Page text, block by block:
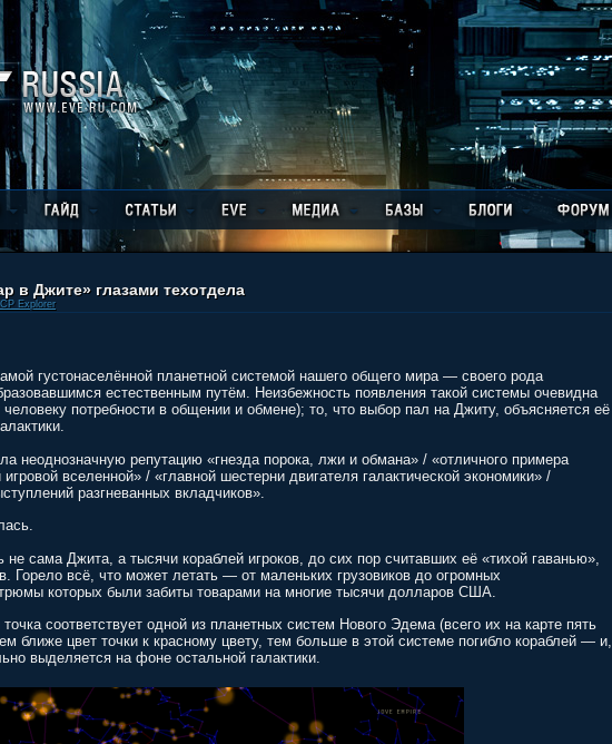
в Джите» глазами техотдела
Explorer
густонаселённой планетной системой нашего общего мира — своего рода
естественным путём. Неизбежность появления такой системы очевидна
потребности в общении и обмене); то, что выбор пал на Джиту, объясняется её
неоднозначную репутацию «гнезда порока, лжи и обмана» / «отличного примера
вселенной» / «главной шестерни двигателя галактической экономики» /
разгневанных вкладчиков».
сама Джита, а тысячи кораблей игроков, до сих пор считавших её «тихой гаванью»,
Горело всё, что может летать — от маленьких грузовиков до огромных
которых были забиты товарами на многие тысячи долларов США.
соответствует одной из планетных систем Нового Эдема (всего их на карте пять
ближе цвет точки к красному цвету, тем больше в этой системе погибло кораблей — и,
выделяется на фоне остальной галактики.